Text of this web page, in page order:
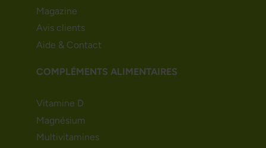
Magazine
Avis clients
Aide & Contact
COMPLÉMENTS ALIMENTAIRES
Vitamine D
Magnésium
Multivitamines